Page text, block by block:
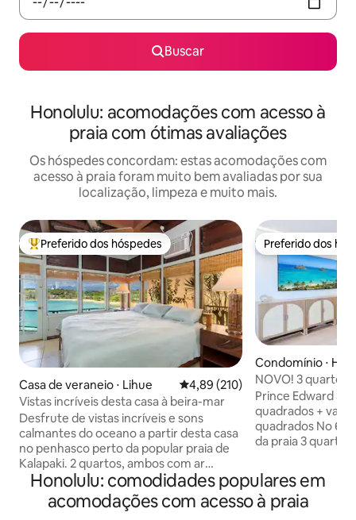
Buscar
Honolulu: acomodações com acesso à
praia com ótimas avaliações
Os hóspedes concordam: estas acomodações com
acesso à praia foram muito bem avaliadas por sua
localização, limpeza e muito mais.
Entre os melhores preferidos dos hóspedes
Preferido dos hóspedes
Casa de veraneio ⋅ Lihue 4,89 de uma avaliação média de
4,89 (210)
Vistas incríveis desta casa à beira-mar
Desfrute de vistas incríveis e sons
calmantes do oceano a partir desta casa
no penhasco perto da popular praia de
Kalapaki. 2 quartos, ambos com ar
condicionado, além de ótimas vistas para
o mar e para a montanha. Master com
suíte tem uma cama king size. 2º bd tem
Preferido dos
Preferido dos
Condomínio ⋅
NOVO! 3 quartos/
vaga de
Prince Edward St,
quadrados +
quadrados No 6º
da praia 3
Lavanderia 24 horas no
sobre as
academia no
Honolulu: comodidades populares em
acomodações com acesso à praia